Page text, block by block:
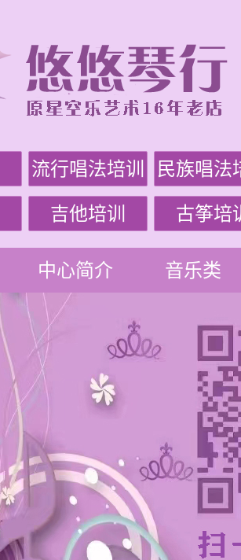
流行唱法培训 民族唱法
吉他培训 古筝培
中心简介 音乐类